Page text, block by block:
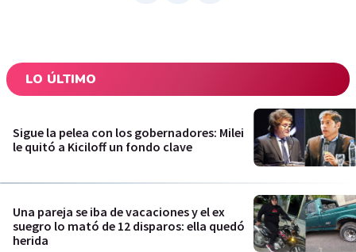
LO ÚLTIMO
Sigue la pelea con los gobernadores: Milei
le quitó a Kiciloff un fondo clave
Una pareja se iba de vacaciones y el ex
suegro lo mató de 12 disparos: ella quedó
herida